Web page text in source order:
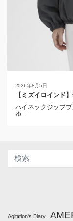
2026年8月5日
【ミズイロインド
ハイネックジップ
ゆ...
Agitation's Diary